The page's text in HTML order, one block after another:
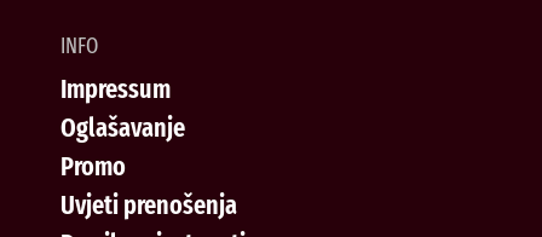
INFO
Impressum
Oglašavanje
Promo
Uvjeti prenošenja